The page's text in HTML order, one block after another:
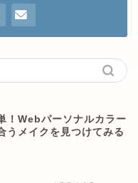
！Webパーソナルカラー
うメイクを見つけてみる